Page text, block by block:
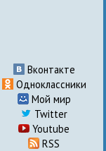
Вконтакте
Одноклассники
Мой мир
Twitter
Youtube
RSS